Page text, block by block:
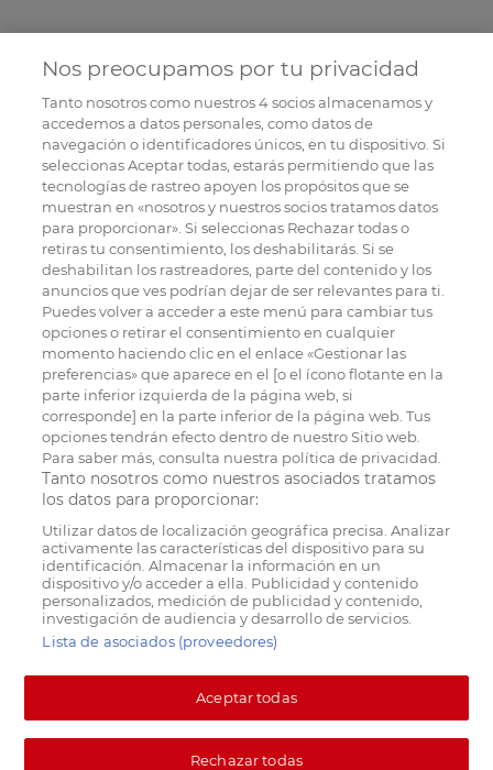
Nos preocupamos por tu privacidad
Tanto nosotros como nuestros4socios almacenamos y
accedemos a datos personales, como datos de
navegación o identificadores únicos, en tu dispositivo. Si
seleccionas Aceptar todas, estarás permitiendo que las
tecnologías de rastreo apoyen los propósitos que se
muestran en «nosotros y nuestros socios tratamos datos
para proporcionar». Si seleccionas Rechazar todas o
retiras tu consentimiento, los deshabilitarás. Si se
deshabilitan los rastreadores, parte del contenido y los
anuncios que ves podrían dejar de ser relevantes para ti.
Puedes volver a acceder a este menú para cambiar tus
opciones o retirar el consentimiento en cualquier
momento haciendo clic en el enlace «Gestionar las
preferencias» que aparece en el [o el ícono flotante en la
parte inferior izquierda de la página web, si
corresponde] en la parte inferior de la página web. Tus
opciones tendrán efecto dentro de nuestro Sitio web.
Para saber más, consulta nuestra política de privacidad.
Tanto nosotros como nuestros asociados tratamos
los datos para proporcionar:
Utilizar datos de localización geográfica precisa. Analizar
activamente las características del dispositivo para su
identificación. Almacenar la información en un
dispositivo y/o acceder a ella. Publicidad y contenido
personalizados, medición de publicidad y contenido,
investigación de audiencia y desarrollo de servicios.
Lista de asociados (proveedores)
Aceptar todas
Rechazar todas